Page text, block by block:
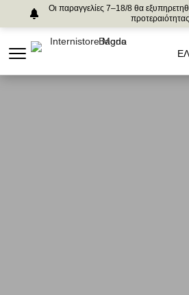
Οι παραγγελίες 7–18/8 θα
προτεραιότητας